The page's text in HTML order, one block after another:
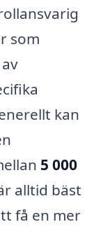
som
kan
5 000
alltid bäst
få en mer